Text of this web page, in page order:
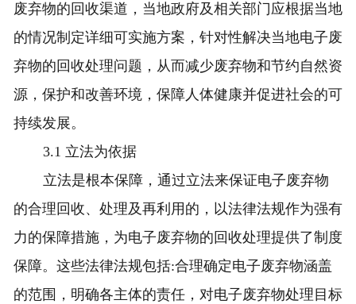
废弃物的回收渠道，当地政府及相关部门应根据当地
的情况制定详细可实施方案，针对性解决当地电子废
弃物的回收处理问题，从而减少废弃物和节约自然资
源，保护和改善环境，保障人体健康并促进社会的可
持续发展。
3.1 立法为依据
立法是根本保障，通过立法来保证电子废弃物
的合理回收、处理及再利用的，以法律法规作为强有
力的保障措施，为电子废弃物的回收处理提供了制度
保障。这些法律法规包括:合理确定电子废弃物涵盖
的范围，明确各主体的责任，对电子废弃物处理目标